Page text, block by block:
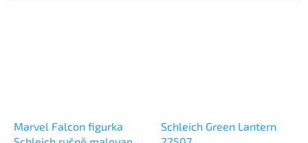
Marvel Falcon figurka
Schleich Green Lantern